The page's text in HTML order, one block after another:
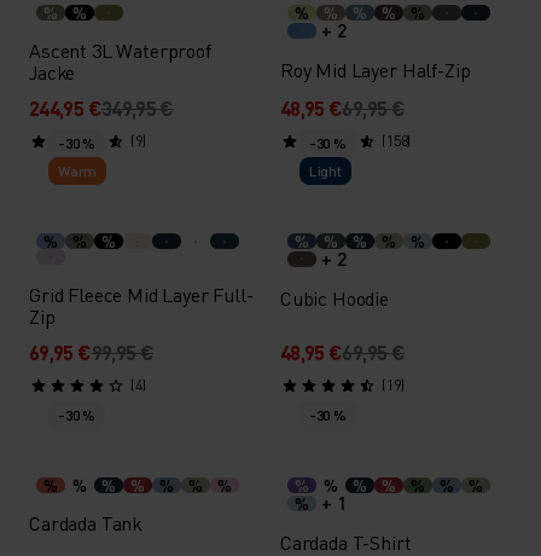
% %
Ascent 3L Waterproof
Jacke
244,95 €349,95 €
(9)
% % % % %
+ 2
Roy Mid Layer Half-Zip
48,95 €69,95 €
(158)
-30 %
Warm
% % %
Grid Fleece Mid Layer Full-
Zip
69,95 €99,95 €
(4)
-30 %
Light
% % % % %
+ 2
Cubic Hoodie
48,95 €69,95 €
(19)
-30 %
% % % % % % %
Cardada Tank
-30 %
% % % % % %
%
%
+ 1
Cardada T-Shirt